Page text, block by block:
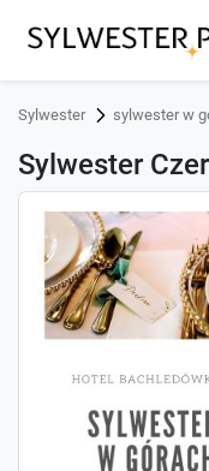
Sylwester sylwester w
Sylwester